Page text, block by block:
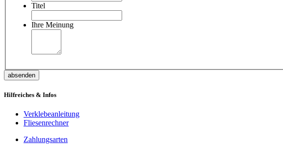
Titel
Ihre Meinung
absenden
Hilfreiches & Infos
Verklebeanleitung
Fliesenrechner
Zahlungsarten